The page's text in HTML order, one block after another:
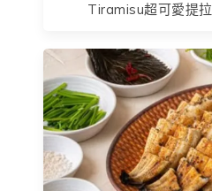
Tiramisu超可愛提